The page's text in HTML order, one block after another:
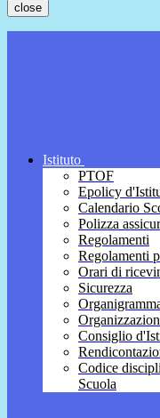
close
Istituto
PTOF
Epolicy
Calendario
Polizza
Regolamenti
Regolamenti
Orari di
Sicurezza
Consiglio
Codice
Scuola